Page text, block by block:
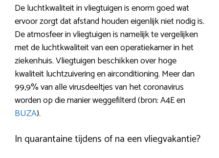
De luchtkwaliteit in vliegtuigen is enorm goed wat
ervoor zorgt dat afstand houden eigenlijk niet nodig is.
De atmosfeer in vliegtuigen is namelijk te vergelijken
met de luchtkwaliteit van een operatiekamer in het
ziekenhuis. Vliegtuigen beschikken over hoge
kwaliteit luchtzuivering en airconditioning. Meer dan
99,9% van alle virusdeeltjes van het coronavirus
worden op die manier weggefilterd (bron: A4E en
BUZA).
In quarantaine tijdens of na een vliegvakantie?